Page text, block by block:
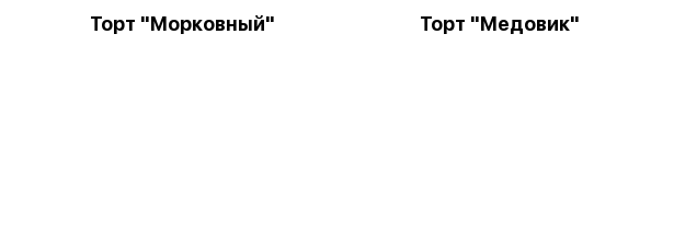
Торт "Морковный" Торт "Медовик"